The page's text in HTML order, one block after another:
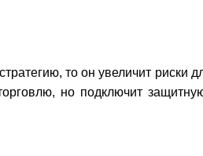
то он увеличит риски
но подключит